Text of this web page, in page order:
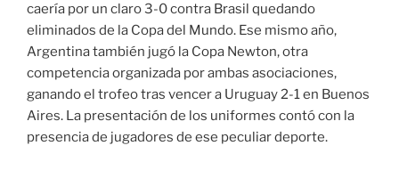
caería por un claro 3-0 contra Brasil quedando
eliminados de la Copa del Mundo. Ese mismo año,
Argentina también jugó la Copa Newton, otra
competencia organizada por ambas asociaciones,
ganando el trofeo tras vencer a Uruguay 2-1 en Buenos
Aires. La presentación de los uniformes contó con la
presencia de jugadores de ese peculiar deporte.